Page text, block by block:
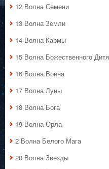
12 Волна Семени
13 Волна Земли
14 Волна Кармы
15 Волна Божественного Дитя
16 Волна Воина
17 Волна Луны
18 Волна Бога
19 Волна Орла
2 Волна Белого Мага
20 Волна Звезды